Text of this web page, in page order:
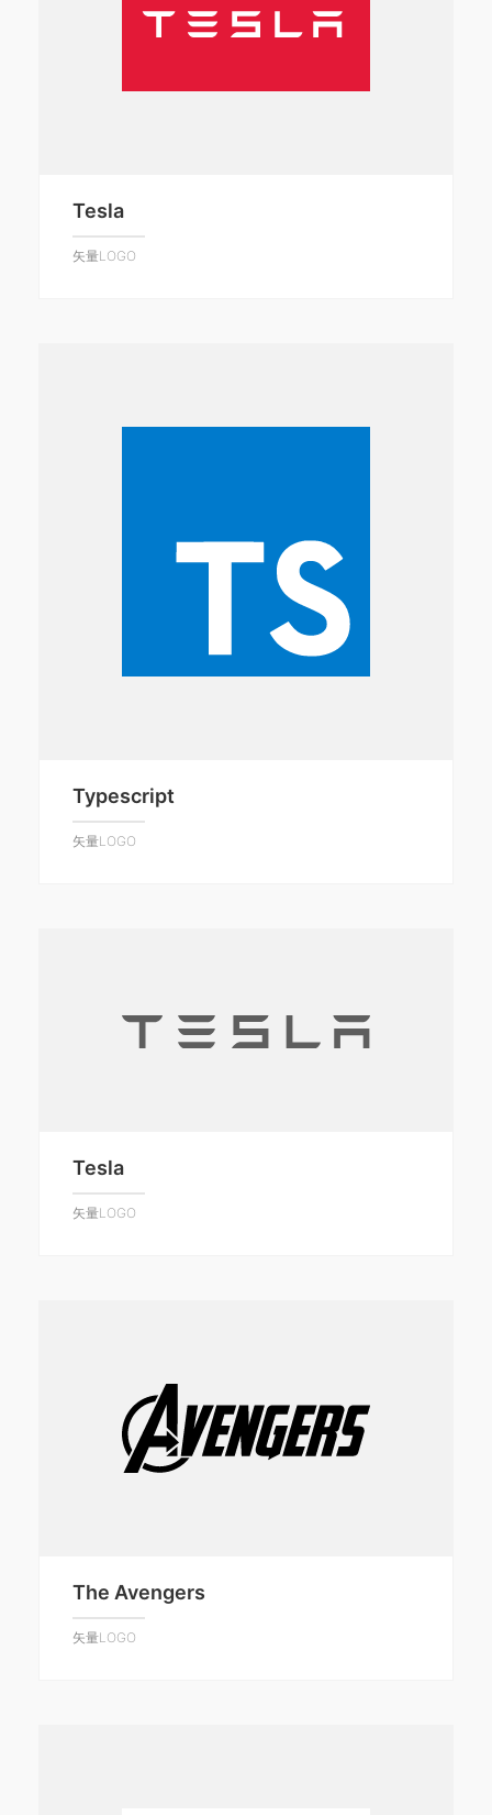
Tesla
矢量LOGO
Typescript
矢量LOGO
Tesla
矢量LOGO
The Avengers
矢量LOGO